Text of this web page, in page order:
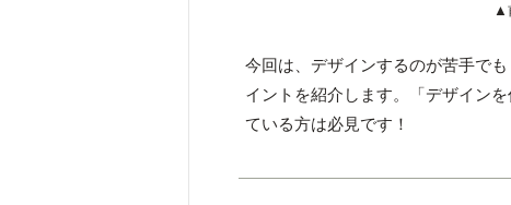
▲
今回は、デザインするのが苦手でも
イントを紹介します。「デザイン
ている方は必見です！